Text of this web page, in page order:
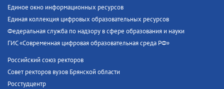
Единое окно информационных ресурсов
Единая коллекция цифровых образовательных ресурсов
Федеральная служба по надзору в сфере образования и науки
ГИС «Современная цифровая образовательная среда РФ»
Российский союз ректоров
Совет ректоров вузов Брянской области
Росстудцентр